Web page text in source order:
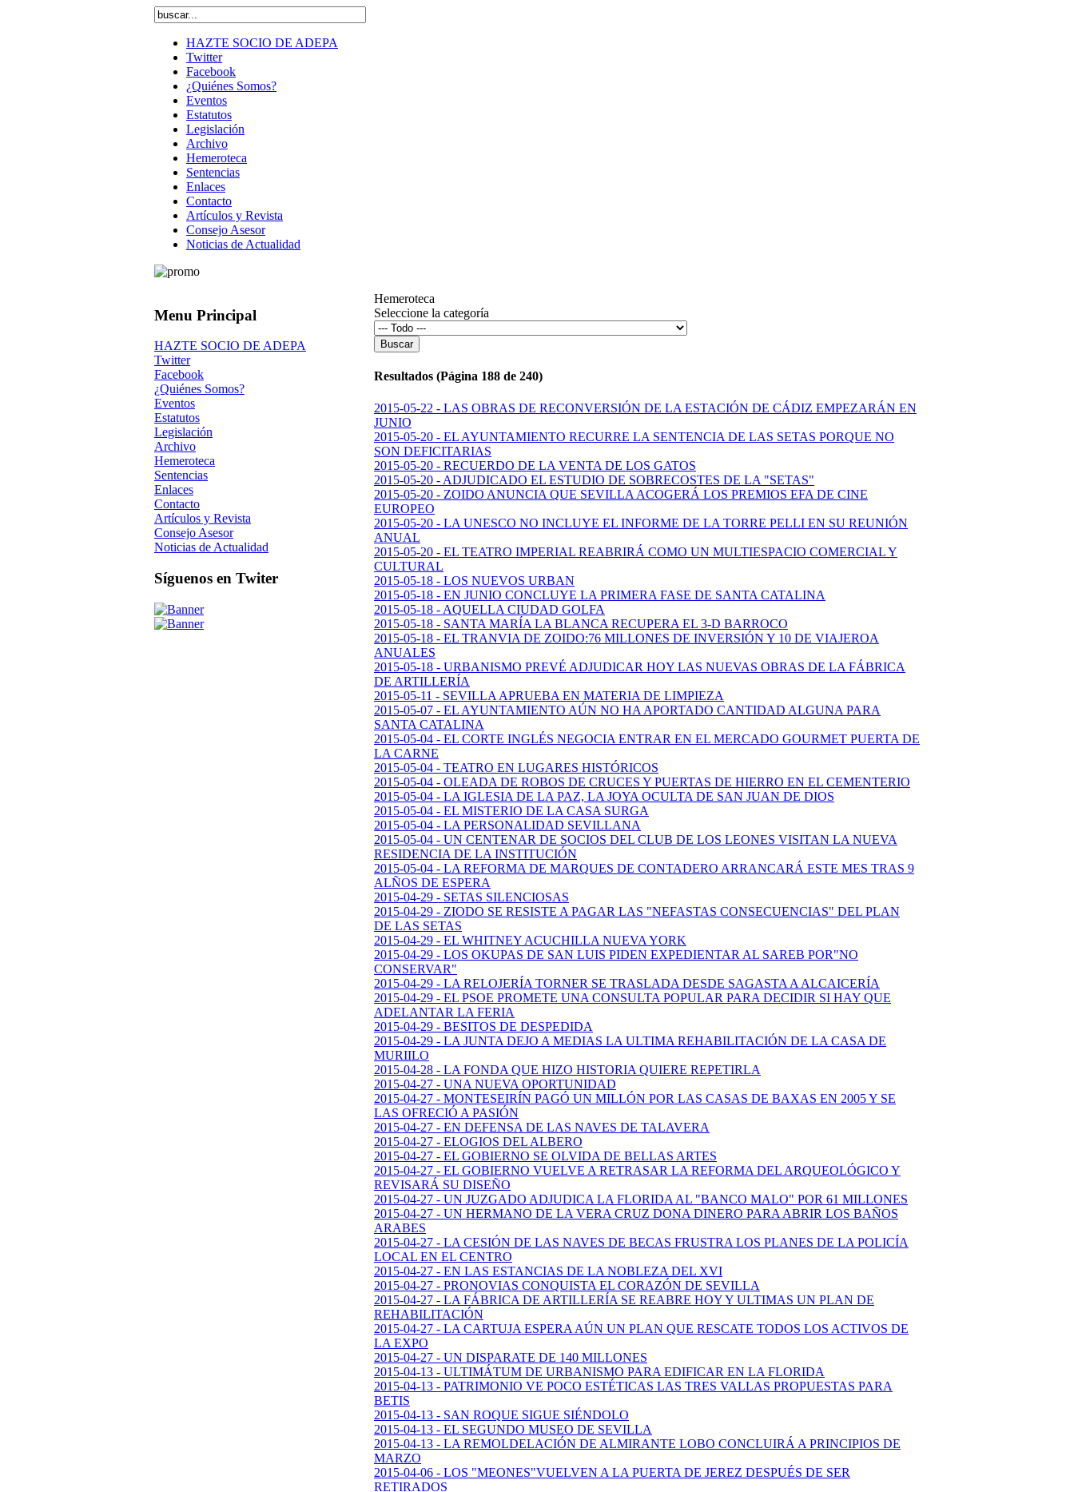
HAZTE SOCIO DE ADEPA
Twitter
Facebook
¿Quiénes Somos?
Eventos
Estatutos
Legislación
Archivo
Hemeroteca
Sentencias
Enlaces
Contacto
Artículos y Revista
Consejo Asesor
Noticias de Actualidad
Menu Principal
HAZTE SOCIO DE ADEPA
Twitter
Facebook
¿Quiénes Somos?
Eventos
Estatutos
Legislación
Archivo
Hemeroteca
Sentencias
Enlaces
Contacto
Artículos y Revista
Consejo Asesor
Noticias de Actualidad
Síguenos en Twiter
Hemeroteca
Seleccione la categoría
Resultados (Página 188 de 240)
2015-05-22 - LAS OBRAS DE RECONVERSIÓN DE LA ESTACIÓN DE CÁDIZ EMPEZARÁN EN
JUNIO
2015-05-20 - EL AYUNTAMIENTO RECURRE LA SENTENCIA DE LAS SETAS PORQUE NO
SON DEFICITARIAS
2015-05-20 - RECUERDO DE LA VENTA DE LOS GATOS
2015-05-20 - ADJUDICADO EL ESTUDIO DE SOBRECOSTES DE LA "SETAS"
2015-05-20 - ZOIDO ANUNCIA QUE SEVILLA ACOGERÁ LOS PREMIOS EFA DE CINE
EUROPEO
2015-05-20 - LA UNESCO NO INCLUYE EL INFORME DE LA TORRE PELLI EN SU REUNIÓN
ANUAL
2015-05-20 - EL TEATRO IMPERIAL REABRIRÁ COMO UN MULTIESPACIO COMERCIAL Y
CULTURAL
2015-05-18 - LOS NUEVOS URBAN
2015-05-18 - EN JUNIO CONCLUYE LA PRIMERA FASE DE SANTA CATALINA
2015-05-18 - AQUELLA CIUDAD GOLFA
2015-05-18 - SANTA MARÍA LA BLANCA RECUPERA EL 3-D BARROCO
2015-05-18 - EL TRANVIA DE ZOIDO:76 MILLONES DE INVERSIÓN Y 10 DE VIAJEROA
ANUALES
2015-05-18 - URBANISMO PREVÉ ADJUDICAR HOY LAS NUEVAS OBRAS DE LA FÁBRICA
DE ARTILLERÍA
2015-05-11 - SEVILLA APRUEBA EN MATERIA DE LIMPIEZA
2015-05-07 - EL AYUNTAMIENTO AÚN NO HA APORTADO CANTIDAD ALGUNA PARA
SANTA CATALINA
2015-05-04 - EL CORTE INGLÉS NEGOCIA ENTRAR EN EL MERCADO GOURMET PUERTA DE
LA CARNE
2015-05-04 - TEATRO EN LUGARES HISTÓRICOS
2015-05-04 - OLEADA DE ROBOS DE CRUCES Y PUERTAS DE HIERRO EN EL CEMENTERIO
2015-05-04 - LA IGLESIA DE LA PAZ, LA JOYA OCULTA DE SAN JUAN DE DIOS
2015-05-04 - EL MISTERIO DE LA CASA SURGA
2015-05-04 - LA PERSONALIDAD SEVILLANA
2015-05-04 - UN CENTENAR DE SOCIOS DEL CLUB DE LOS LEONES VISITAN LA NUEVA
RESIDENCIA DE LA INSTITUCIÓN
2015-05-04 - LA REFORMA DE MARQUES DE CONTADERO ARRANCARÁ ESTE MES TRAS 9
ALÑOS DE ESPERA
2015-04-29 - SETAS SILENCIOSAS
2015-04-29 - ZIODO SE RESISTE A PAGAR LAS "NEFASTAS CONSECUENCIAS" DEL PLAN
DE LAS SETAS
2015-04-29 - EL WHITNEY ACUCHILLA NUEVA YORK
2015-04-29 - LOS OKUPAS DE SAN LUIS PIDEN EXPEDIENTAR AL SAREB POR"NO
CONSERVAR"
2015-04-29 - LA RELOJERÍA TORNER SE TRASLADA DESDE SAGASTA A ALCAICERÍA
2015-04-29 - EL PSOE PROMETE UNA CONSULTA POPULAR PARA DECIDIR SI HAY QUE
ADELANTAR LA FERIA
2015-04-29 - BESITOS DE DESPEDIDA
2015-04-29 - LA JUNTA DEJO A MEDIAS LA ULTIMA REHABILITACIÓN DE LA CASA DE
MURIILO
2015-04-28 - LA FONDA QUE HIZO HISTORIA QUIERE REPETIRLA
2015-04-27 - UNA NUEVA OPORTUNIDAD
2015-04-27 - MONTESEIRÍN PAGÓ UN MILLÓN POR LAS CASAS DE BAXAS EN 2005 Y SE
LAS OFRECIÓ A PASIÓN
2015-04-27 - EN DEFENSA DE LAS NAVES DE TALAVERA
2015-04-27 - ELOGIOS DEL ALBERO
2015-04-27 - EL GOBIERNO SE OLVIDA DE BELLAS ARTES
2015-04-27 - EL GOBIERNO VUELVE A RETRASAR LA REFORMA DEL ARQUEOLÓGICO Y
REVISARÁ SU DISEÑO
2015-04-27 - UN JUZGADO ADJUDICA LA FLORIDA AL "BANCO MALO" POR 61 MILLONES
2015-04-27 - UN HERMANO DE LA VERA CRUZ DONA DINERO PARA ABRIR LOS BAÑOS
ARABES
2015-04-27 - LA CESIÓN DE LAS NAVES DE BECAS FRUSTRA LOS PLANES DE LA POLICÍA
LOCAL EN EL CENTRO
2015-04-27 - EN LAS ESTANCIAS DE LA NOBLEZA DEL XVI
2015-04-27 - PRONOVIAS CONQUISTA EL CORAZÓN DE SEVILLA
2015-04-27 - LA FÁBRICA DE ARTILLERÍA SE REABRE HOY Y ULTIMAS UN PLAN DE
REHABILITACIÓN
2015-04-27 - LA CARTUJA ESPERA AÚN UN PLAN QUE RESCATE TODOS LOS ACTIVOS DE
LA EXPO
2015-04-27 - UN DISPARATE DE 140 MILLONES
2015-04-13 - ULTIMÁTUM DE URBANISMO PARA EDIFICAR EN LA FLORIDA
2015-04-13 - PATRIMONIO VE POCO ESTÉTICAS LAS TRES VALLAS PROPUESTAS PARA
BETIS
2015-04-13 - SAN ROQUE SIGUE SIÉNDOLO
2015-04-13 - EL SEGUNDO MUSEO DE SEVILLA
2015-04-13 - LA REMOLDELACIÓN DE ALMIRANTE LOBO CONCLUIRÁ A PRINCIPIOS DE
MARZO
2015-04-06 - LOS "MEONES"VUELVEN A LA PUERTA DE JEREZ DESPUÉS DE SER
RETIRADOS